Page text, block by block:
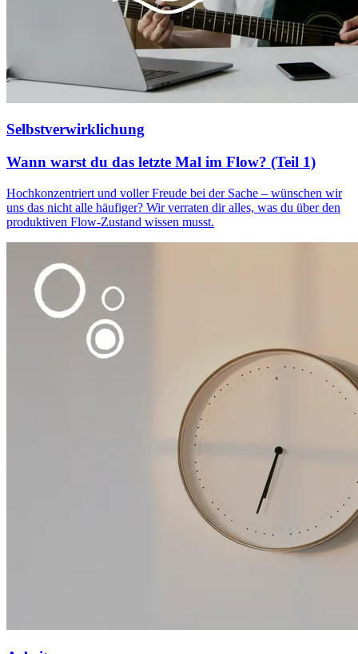
Selbstverwirklichung
Wann warst du das letzte Mal im Flow? (Teil 1)
Hochkonzentriert und voller Freude bei der Sache – wünschen wir
uns das nicht alle häufiger? Wir verraten dir alles, was du über den
produktiven Flow-Zustand wissen musst.